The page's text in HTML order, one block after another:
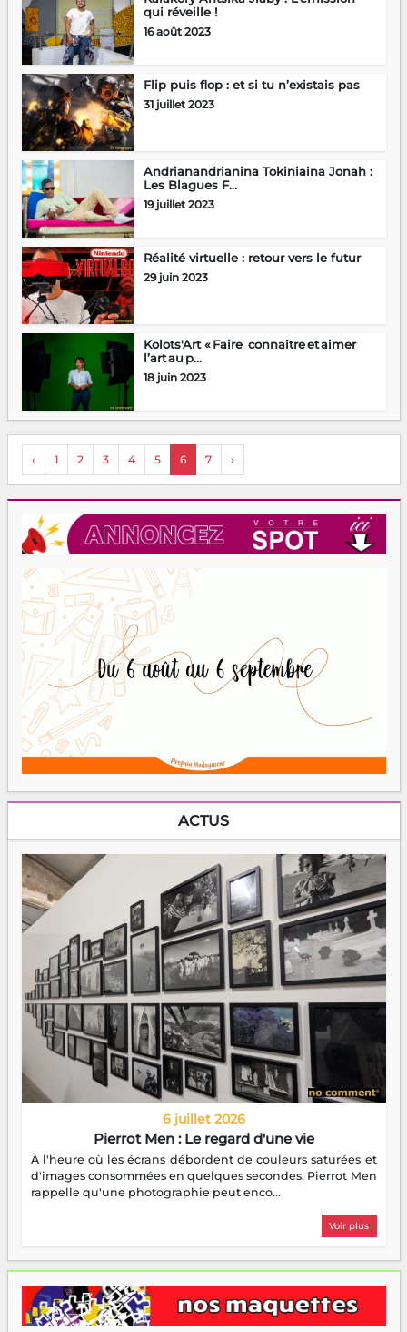
qui réveille !
16 août 2023
Flip puis flop : et si tu n’existais pas
31 juillet 2023
Andrianandrianina Tokiniaina Jonah :
Les Blagues F...
19 juillet 2023
Réalité virtuelle : retour vers le futur
29 juin 2023
Kolots'Art « Faire connaître et aimer
l’art au p...
18 juin 2023
‹ 1 2 3 4 5 6 7 ›
ACTUS
6 juillet 2026
Pierrot Men : Le regard d'une vie
À l'heure où les écrans débordent de couleurs saturées et
d'images consommées en quelques secondes, Pierrot Men
rappelle qu'une photographie peut enco...
Voir plus